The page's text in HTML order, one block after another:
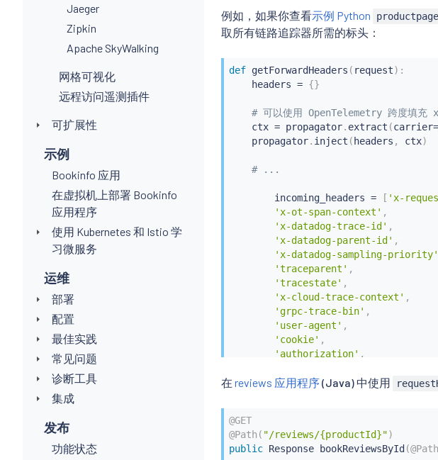
Jaeger
Zipkin
Apache SkyWalking
网格可视化
远程访问遥测插件
可扩展性
示例
Bookinfo 应用
在虚拟机上部署 Bookinfo
应用程序
使用 Kubernetes 和 Istio 学
习微服务
运维
部署
配置
最佳实践
常见问题
诊断工具
集成
发布
功能状态
例如，如果你查看示例 Python productpage
取所有链路追踪器所需的标头：
def getForwardHeaders ( request) :
    headers
= {}
# 可以使用 OpenTelemetry 跨度填
    ctx
= propagator. extract (carrier=
    propagator
. inject ( headers , ctx)
# ...
        incoming_headers
= [ 'x-
'x-ot-span-context' ,
'x-datadog-trace-id' ,
'x-datadog-parent-id' ,
'x-datadog-sampling-priority'
'traceparent' ,
'tracestate' ,
'x-cloud-trace-context' ,
'grpc-trace-bin' ,
'user-agent' ,
'cookie' ,
'authorization' ,
]
for ihdr in incoming_headers
        val
= request.headers.get(
在 reviews 应用程序(Java) 中使用
@GET
@Path ( "/reviews/{productId}")
public Response bookReviewsById(